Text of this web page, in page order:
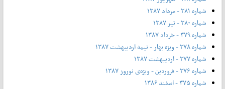
شماره ۳۸۱ - مرداد ۱۳۸۷
شماره ۳۸۰ - تیر ۱۳۸۷
شماره ۳۷۹ - خرداد ۱۳۸۷
شماره ۳۷۸ - ویژه بهار - نیمه‌ اردیبهشت ۱۳۸۷
شماره ۳۷۷ - اردیبهشت ۱۳۸۷
شماره ۳۷۶ - فروردین - ویژه‌ی نوروز ۱۳۸۷
شماره ۳۷۵ - اسفند ۱۳۸۶